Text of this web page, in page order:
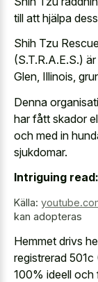
till att hjälpa
Shih Tzu
(S.T.R.A.E.S.)
Glen, Illinois,
Denna
har fått skador
och med in
sjukdomar.
Intriguing read:
Källa:
kan adopteras
Hemmet drivs
registrerad
100% ideell och